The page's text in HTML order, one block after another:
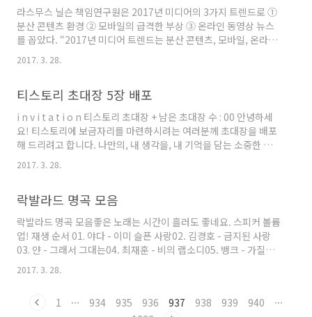
라스무스 닐슨 책임연구원은 2017년 미디어의 3가지 트렌드로 ①
분산 콘텐츠 환경 ② 모바일의 급격한 부상 ③ 온라인 동영상 뉴스
를 꼽았다. “2017년 미디어 트렌드는 분산 콘텐츠, 모바일, 온라인
동영상 뉴스”http://www.bloter.net/archives/275466
2017. 3. 28.
티스토리 초대장 5장 배포
i n v i t a t i o n 티스토리 초대장 + 남은 초대장 수 : 00 안녕하세
요! 티스토리에 보금자리를 마련하시려는 여러분께 초대장을 배포
해 드리려고 합니다. 나만의, 내 생각을, 내 기억을 담는 소중한 블로
그를 만들고 싶다면 티스토리로 시작해보세요! 티스토리 블로그는
초대에 의해서만 가입이 가능합니다. 원하시는 분은 댓글에 E-
꼭 비밀댓글로 남겨주세요! 초대장을 보내드리고 바로 개설하시지
않으신 분들은 초대장을 회수할 수도 있으니 바로 개설해주세요!
Yes 이런 분들께 드립니다! 1. 다른 블로그를 사용해보셨던 분 2. 이
메일 주소가 정상적인 분 3. 블로그를 시작하려는 이유를 남겨주신
분! No 이런 분들께 드리지 않아요! ..
2017. 3. 28.
락발라드 명곡 모음
락발라드 명곡 모음좋은 노래는 시간이 흘러도 좋네요. 스피커 볼륨
업! 재생 순서 01. 야다 - 이미 슬픈 사랑02. 김경호 - 금지된 사랑
03. 얀 - 그래서 그대는04. 최재훈 - 비의 랩소디05. 뱅크 - 가질수
없는 너06. 야다 - 진혼07. 이승철 - 말리꽃08. 주니퍼 - 하늘 끝에
서 흘린 눈물09. 더크로스 - Don't cry10. K2 - 유리의성 11. 에메
훈 - 떠나는 사람을 위해15. 더 크로스 - 당신을 위하여16. 엠씨더맥
2017. 3. 28.
1 ··· 934 935 936 937 938 939 940
···